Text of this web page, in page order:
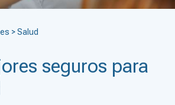
>Salud
seguros para